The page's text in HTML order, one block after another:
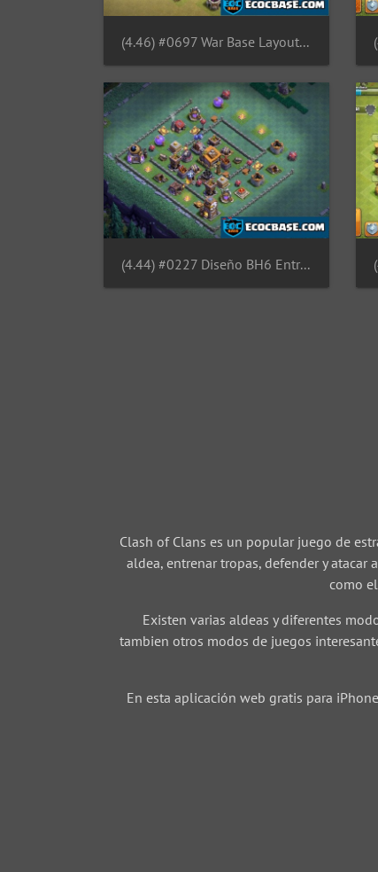
(4.46) #0697 War Base Layout TH5, Diseño Guerra Ayuntamiento 5
(4.44) #0227 Diseño BH6 Entrada Troll by Jaime Jara
Clash of Clans es un popular juego de
aldea, entrenar tropas, defender y
como
Existen varias aldeas y diferentes
tambien otros modos de juegos
En esta aplicación web gratis para